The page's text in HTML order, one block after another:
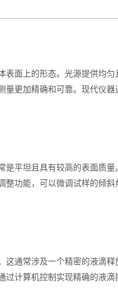
表面上的形态。光源提供均
更加精确和可靠。现代仪
坦且具有较高的表面质量
功能，可以微调试样的倾
通常涉及一个精密的液滴释
计算机控制实现精确的液滴